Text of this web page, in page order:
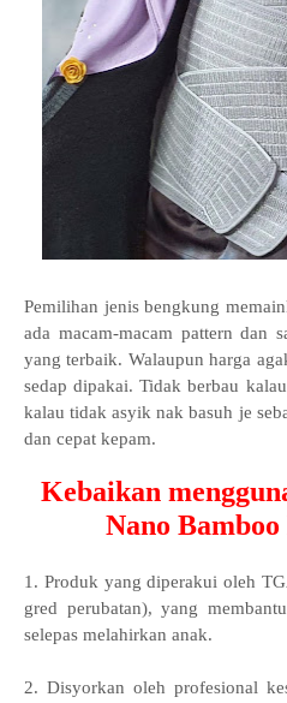
Pemilihan jenis bengkung
ada macam-macam pattern dan
yang terbaik. Walaupun harga
sedap dipakai. Tidak berbau
kalau tidak asyik nak basuh je
dan cepat kepam.
Kebaikan
Nano
1. Produk yang diperakui oleh
gred perubatan), yang
selepas melahirkan anak.
2. Disyorkan oleh profesional